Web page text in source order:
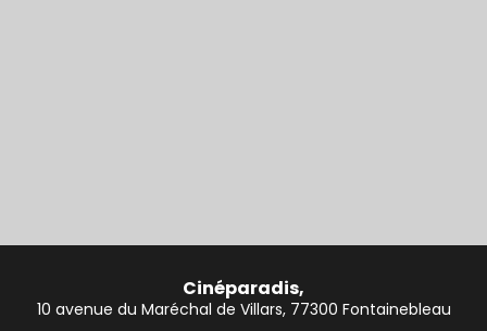
Cinéparadis,
10 avenue du Maréchal de Villars, 77300 Fontainebleau